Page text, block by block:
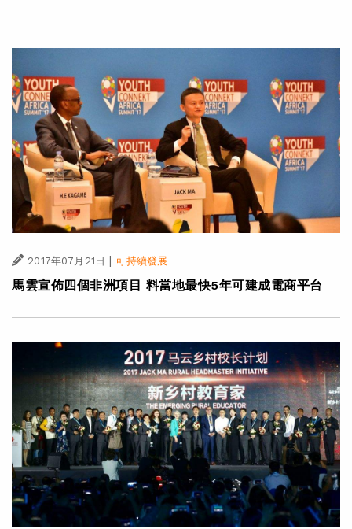
2017年07月21日 | 可持續發展
馬雲宣佈四個非洲項目 料當地最快5年可建成電商平台